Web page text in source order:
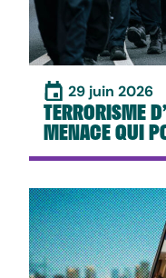
29 juin 2026
TERRORISME
MENACE QUI